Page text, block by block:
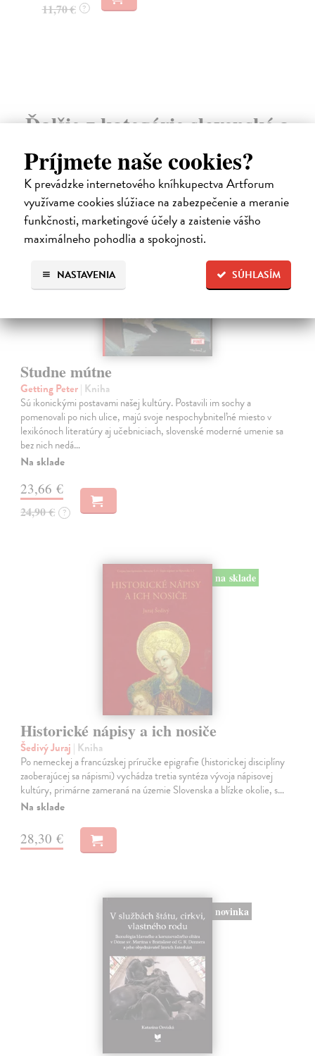
Príjmete naše cookies?
K prevádzke internetového kníhkupectva Artforum
využívame cookies slúžiace na zabezpečenie a meranie
funkčnosti, marketingové účely a zaistenie vášho
maximálneho pohodlia a spokojnosti.
SÚHLASÍM
NASTAVENIA
11,70 € ?
Ďalšie z kategórie slovenské a
české dejiny
na sklade
Studne mútne
Getting Peter| Kniha
Sú ikonickými postavami našej kultúry. Postavili im sochy a
pomenovali po nich ulice, majú svoje nespochybniteľné miesto v
lexikónoch literatúry aj učebniciach, slovenské moderné umenie sa
bez nich nedá…
Na sklade
23,66 €
24,90 € ?
na sklade
Historické nápisy a ich nosiče
Šedivý Juraj | Kniha
Po nemeckej a francúzskej príručke epigrafie (historickej disciplíny
zaoberajúcej sa nápismi) vychádza tretia syntéza vývoja nápisovej
kultúry, primárne zameraná na územie Slovenska a blízke okolie, s…
Na sklade
28,30 €
novinka